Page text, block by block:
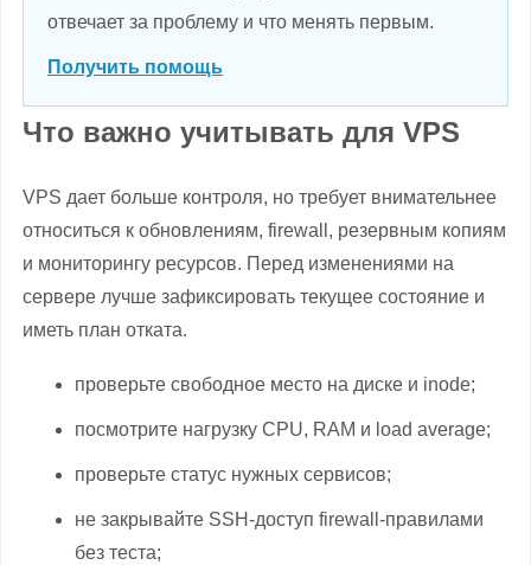
отвечает за проблему и что менять первым.
Получить помощь
Что важно учитывать для VPS
VPS дает больше контроля, но требует внимательнее
относиться к обновлениям, firewall, резервным копиям
и мониторингу ресурсов. Перед изменениями на
сервере лучше зафиксировать текущее состояние и
иметь план отката.
проверьте свободное место на диске и inode;
посмотрите нагрузку CPU, RAM и load average;
проверьте статус нужных сервисов;
не закрывайте SSH-доступ firewall-правилами
без теста;